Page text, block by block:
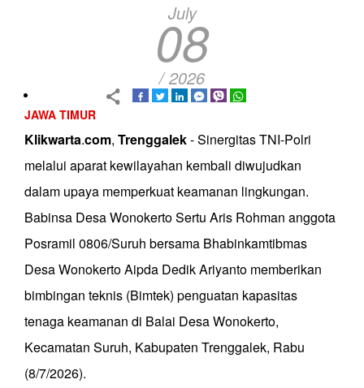
July
08
/ 2026
JAWA TIMUR
Klikwarta.com, Trenggalek- Sinergitas TNI-Polri
melalui aparat kewilayahan kembali diwujudkan
dalam upaya memperkuat keamanan lingkungan.
Babinsa Desa Wonokerto Sertu Aris Rohman anggota
Posramil 0806/Suruh bersama Bhabinkamtibmas
Desa Wonokerto Aipda Dedik Ariyanto memberikan
bimbingan teknis (Bimtek) penguatan kapasitas
tenaga keamanan di Balai Desa Wonokerto,
Kecamatan Suruh, Kabupaten Trenggalek, Rabu
(8/7/2026).